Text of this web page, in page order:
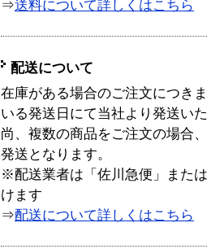
⇒送料について詳しくはこちら
配送について
在庫がある場合のご注文につき
いる発送日にて当社より発送い
尚、複数の商品をご注文の場合
発送となります。
※配送業者は「佐川急便」また
けます
⇒配送について詳しくはこちら